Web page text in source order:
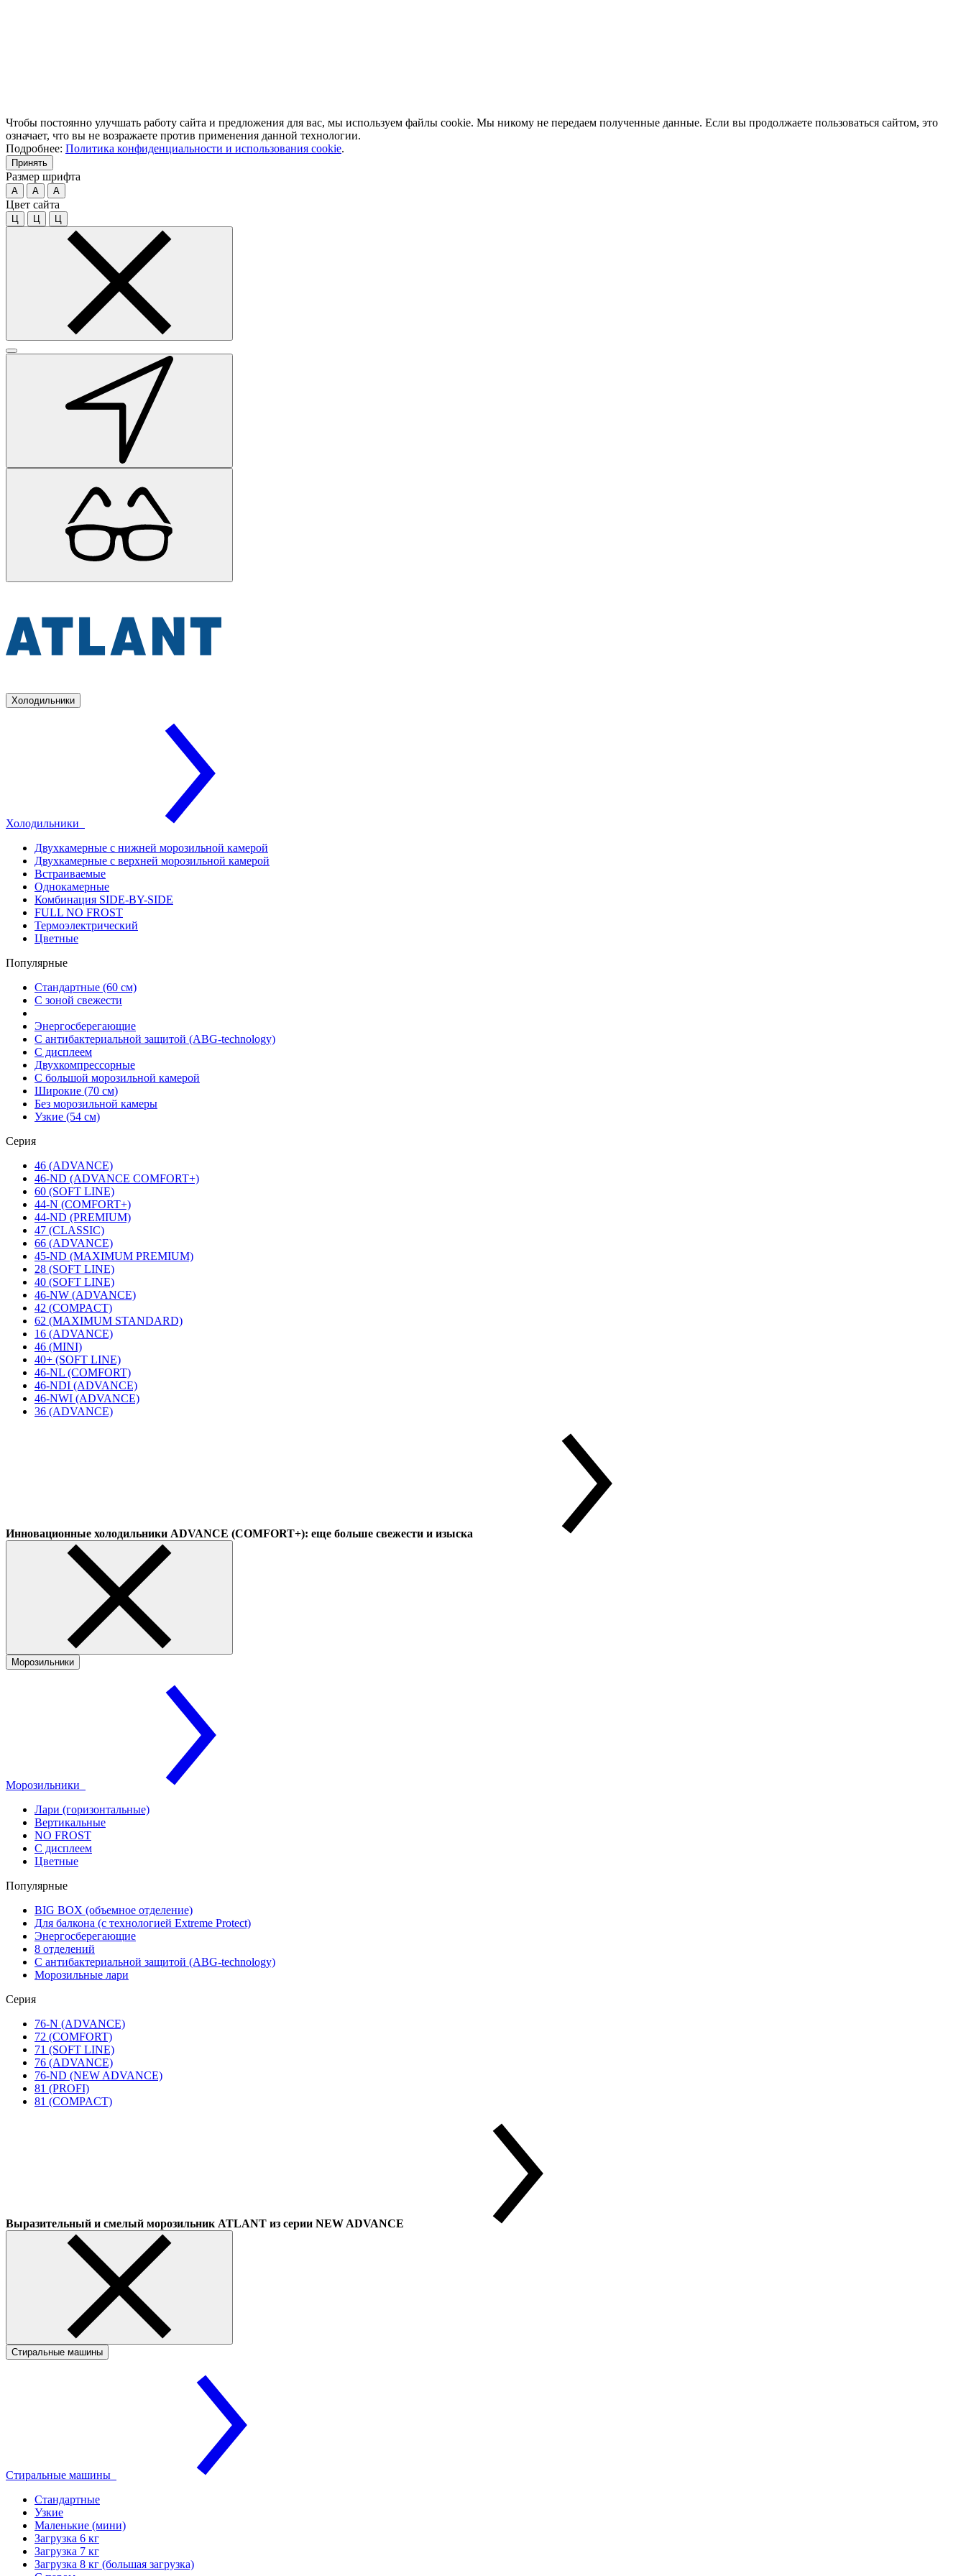
Чтобы постоянно улучшать работу сайта и предложения для вас, мы используем файлы cookie. Мы никому не передаем полученные данные. Если вы продолжаете пользоваться сайтом, это
означает, что вы не возражаете против применения данной технологии.
Подробнее: Политика конфиденциальности и использования cookie.
Принять
Размер шрифта
A A A
Цвет сайта
Ц Ц Ц
Холодильники
Холодильники
Двухкамерные с нижней морозильной камерой
Двухкамерные с верхней морозильной камерой
Встраиваемые
Однокамерные
Комбинация SIDE-BY-SIDE
FULL NO FROST
Термоэлектрический
Цветные
Популярные
Стандартные (60 см)
С зоной свежести
Энергосберегающие
С антибактериальной защитой (ABG-technology)
С дисплеем
Двухкомпрессорные
С большой морозильной камерой
Широкие (70 см)
Без морозильной камеры
Узкие (54 см)
Серия
46 (ADVANCE)
46-ND (ADVANCE COMFORT+)
60 (SOFT LINE)
44-N (COMFORT+)
44-ND (PREMIUM)
47 (CLASSIC)
66 (ADVANCE)
45-ND (MAXIMUM PREMIUM)
28 (SOFT LINE)
40 (SOFT LINE)
46-NW (ADVANCE)
42 (COMPACT)
62 (MAXIMUM STANDARD)
16 (ADVANCE)
46 (MINI)
40+ (SOFT LINE)
46-NL (COMFORT)
46-NDI (ADVANCE)
46-NWI (ADVANCE)
36 (ADVANCE)
Инновационные холодильники ADVANCE (COMFORT+): еще больше свежести и изыска
Морозильники
Морозильники
Лари (горизонтальные)
Вертикальные
NO FROST
С дисплеем
Цветные
Популярные
BIG BOX (объемное отделение)
Для балкона (с технологией Extreme Protect)
Энергосберегающие
8 отделений
С антибактериальной защитой (ABG-technology)
Морозильные лари
Серия
76-N (ADVANCE)
72 (COMFORT)
71 (SOFT LINE)
76 (ADVANCE)
76-ND (NEW ADVANCE)
81 (PROFI)
81 (COMPACT)
Выразительный и смелый морозильник ATLANT из серии NEW ADVANCE
Стиральные машины
Стиральные машины
Стандартные
Узкие
Маленькие (мини)
Загрузка 6 кг
Загрузка 7 кг
Загрузка 8 кг (большая загрузка)